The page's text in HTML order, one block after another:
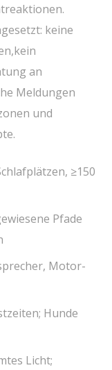
keine
an
Meldungen
und
≥150
Pfade
Motor-
Hunde
Licht;